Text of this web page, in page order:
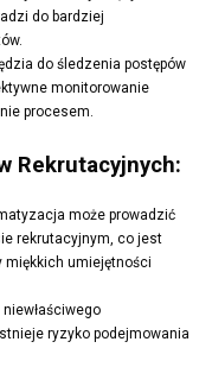
do bardziej
do śledzenia postępów
monitorowanie
procesem.
Rekrutacyjnych:
może prowadzić
rekrutacyjnym, co jest
miękkich umiejętności
ryzyko podejmowania